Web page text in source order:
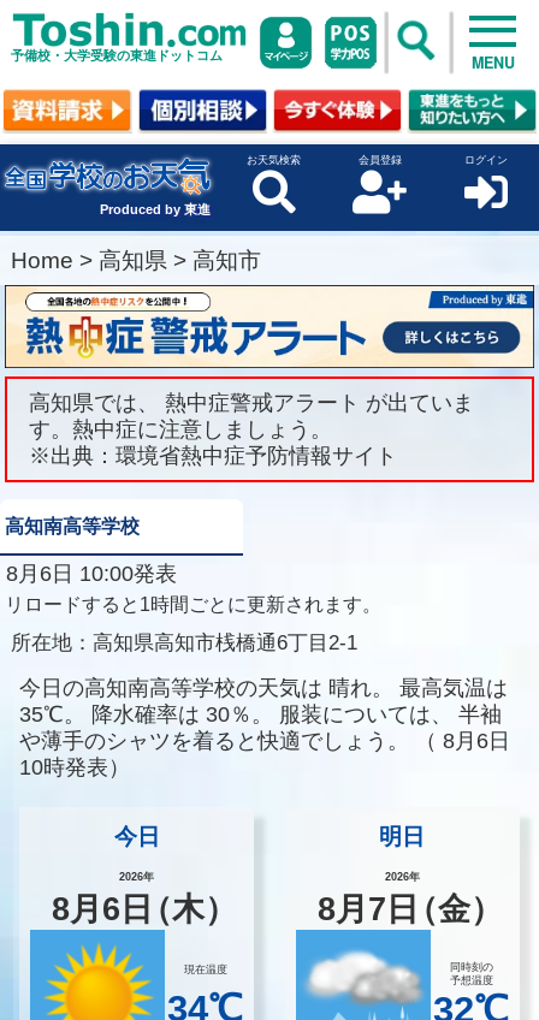
予備校・大学受験の東進ドットコム MENU
Produced by 東進
お天気検索 会員登録 ログイン
Home > 高知県 > 高知市
高知県では、 熱中症警戒アラート が出ていま
す。熱中症に注意しましょう。
※出典：環境省熱中症予防情報サイト
高知南高等学校
8月6日 10:00発表
リロードすると1時間ごとに更新されます。
所在地： 高知県高知市桟橋通6丁目2-1
今日の高知南高等学校の天気は 晴れ。
最高気温は
35℃。
降水確率は 30％。 服装については、
半袖
や薄手のシャツを着ると快適でしょう。
（ 8月6日
10時発表）
今日
2026年
8月 6 日（木）
現在温度
34℃
明日
2026年
8月 7 日（金）
同時刻の
予想温度
32℃